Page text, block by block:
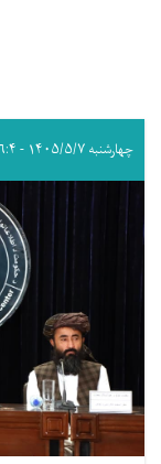
چهارشنبه ۱۴۰۵/۵/۷ - ۱۶:۴